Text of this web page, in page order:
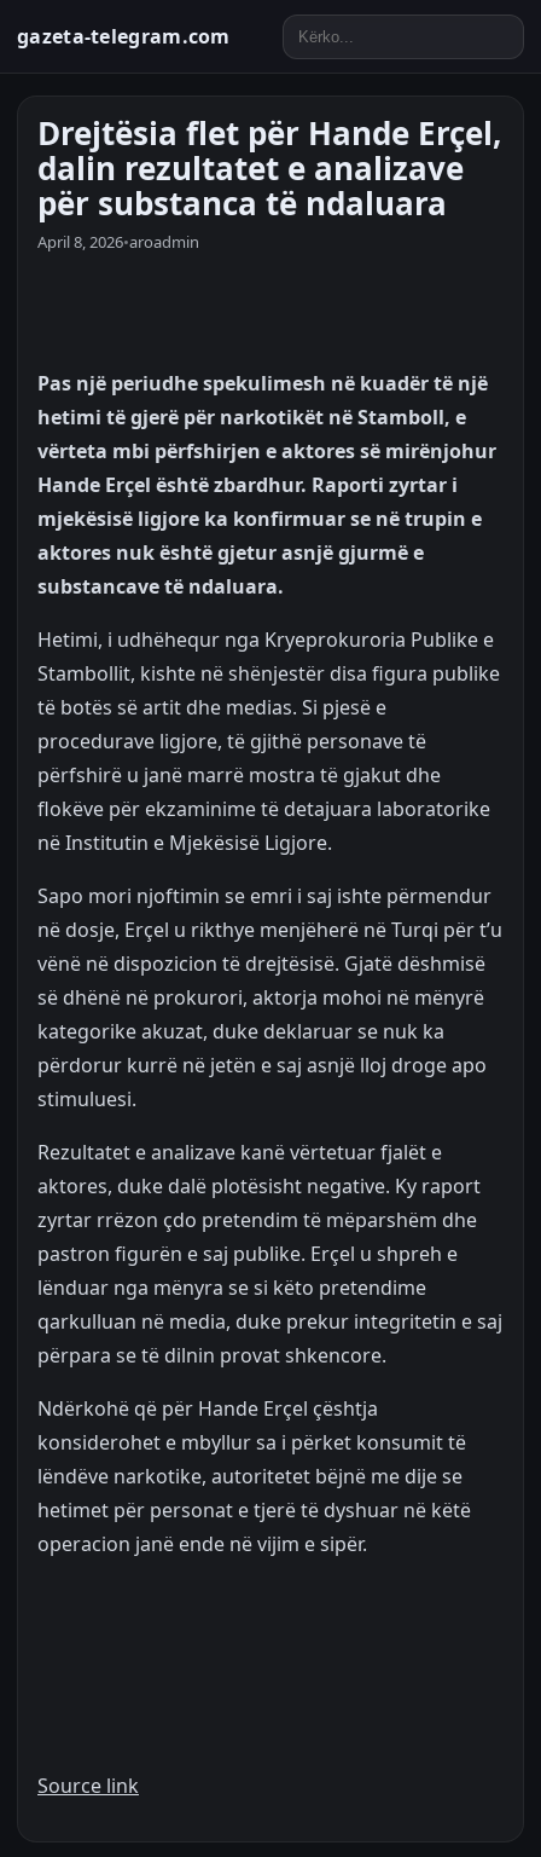
gazeta-telegram.com
Drejtësia flet për Hande Erçel,
dalin rezultatet e analizave
për substanca të ndaluara
April 8, 2026•aroadmin
Pas një periudhe spekulimesh në kuadër të një
hetimi të gjerë për narkotikët në Stamboll, e
vërteta mbi përfshirjen e aktores së mirënjohur
Hande Erçel është zbardhur. Raporti zyrtar i
mjekësisë ligjore ka konfirmuar se në trupin e
aktores nuk është gjetur asnjë gjurmë e
substancave të ndaluara.
Hetimi, i udhëhequr nga Kryeprokuroria Publike e
Stambollit, kishte në shënjestër disa figura publike
të botës së artit dhe medias. Si pjesë e
procedurave ligjore, të gjithë personave të
përfshirë u janë marrë mostra të gjakut dhe
flokëve për ekzaminime të detajuara laboratorike
në Institutin e Mjekësisë Ligjore.
Sapo mori njoftimin se emri i saj ishte përmendur
në dosje, Erçel u rikthye menjëherë në Turqi për t’u
vënë në dispozicion të drejtësisë. Gjatë dëshmisë
së dhënë në prokurori, aktorja mohoi në mënyrë
kategorike akuzat, duke deklaruar se nuk ka
përdorur kurrë në jetën e saj asnjë lloj droge apo
stimuluesi.
Rezultatet e analizave kanë vërtetuar fjalët e
aktores, duke dalë plotësisht negative. Ky raport
zyrtar rrëzon çdo pretendim të mëparshëm dhe
pastron figurën e saj publike. Erçel u shpreh e
lënduar nga mënyra se si këto pretendime
qarkulluan në media, duke prekur integritetin e saj
përpara se të dilnin provat shkencore.
Ndërkohë që për Hande Erçel çështja
konsiderohet e mbyllur sa i përket konsumit të
lëndëve narkotike, autoritetet bëjnë me dije se
hetimet për personat e tjerë të dyshuar në këtë
operacion janë ende në vijim e sipër.
Source link